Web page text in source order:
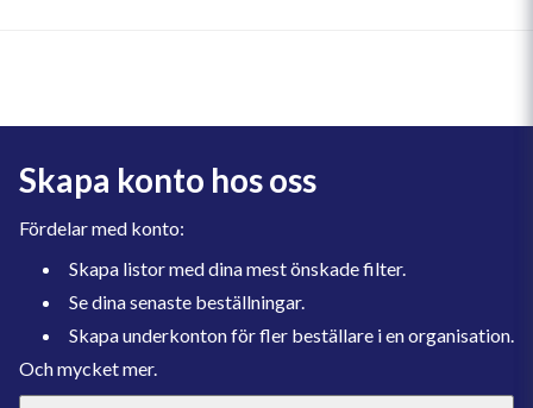
Skapa konto hos oss
Fördelar med konto:
Skapa listor med dina mest önskade filter.
Se dina senaste beställningar.
Skapa underkonton för fler beställare i en organisation.
Och mycket mer.